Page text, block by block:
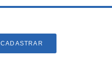
CADASTRAR